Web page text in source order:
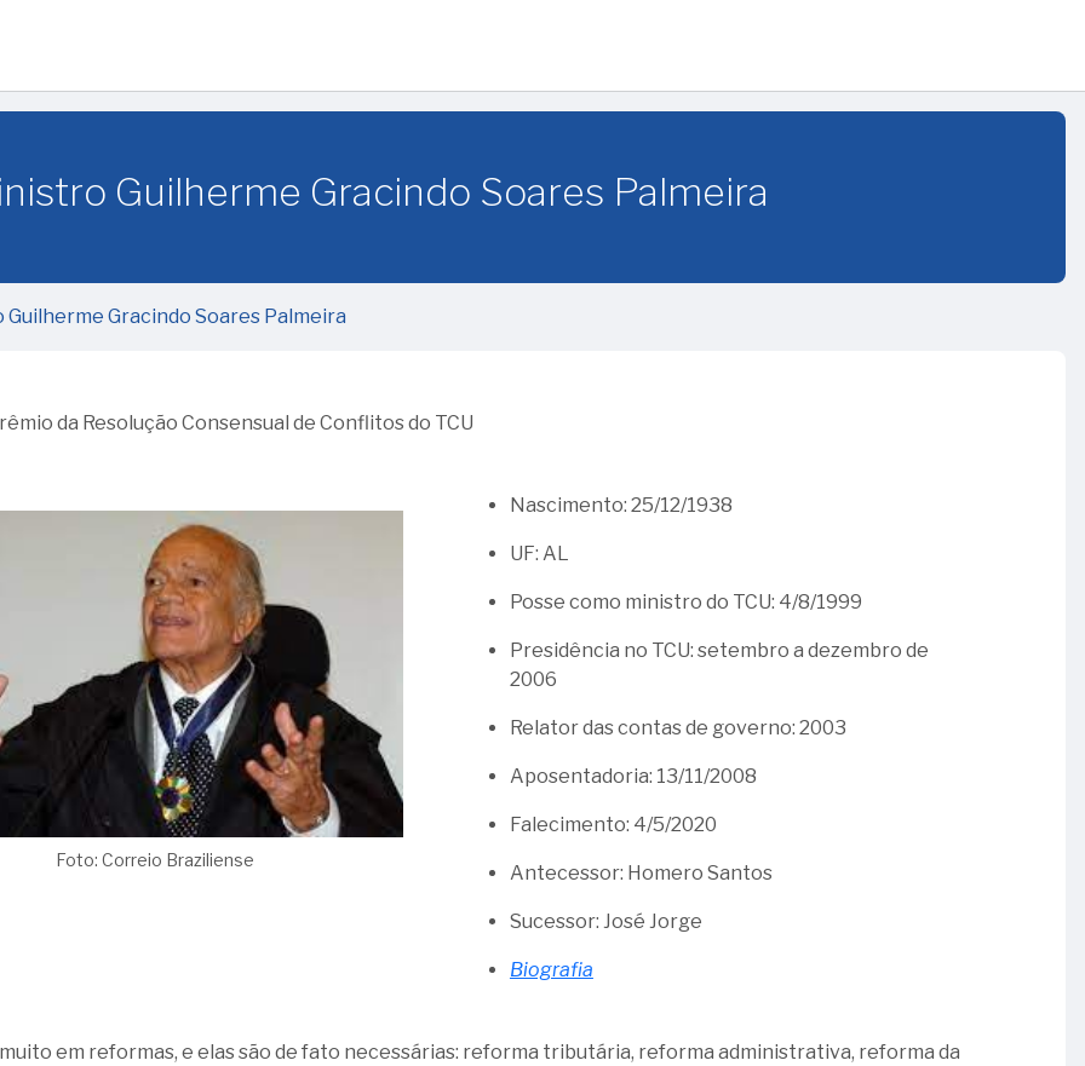
Guilherme Gracindo Soares Palmeira
Guilherme Gracindo Soares Palmeira
da Resolução Consensual de Conflitos do TCU
Foto: Correio Braziliense
Nascimento: 25/12/1938
UF: AL
Posse como ministro do TCU: 4/8/1999
Presidência no TCU: setembro a dezembro de
2006
Relator das contas de governo: 2003
Aposentadoria: 13/11/2008
Falecimento: 4/5/2020
Antecessor: Homero Santos
Sucessor: José Jorge
Biografia
em reformas, e elas são de fato necessárias: reforma tributária, reforma administrativa, reforma da